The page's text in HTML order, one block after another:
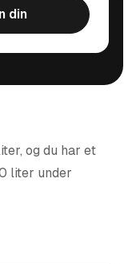
din
og du har et
liter under